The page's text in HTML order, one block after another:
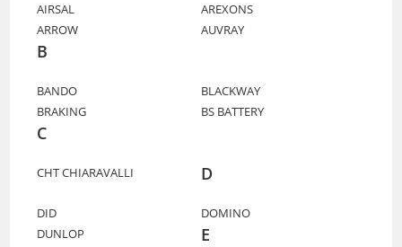
AIRSAL
AREXONS
ARROW
AUVRAY
B
BANDO
BLACKWAY
BRAKING
BS BATTERY
C
CHT CHIARAVALLI D
DID
DOMINO
DUNLOP
E